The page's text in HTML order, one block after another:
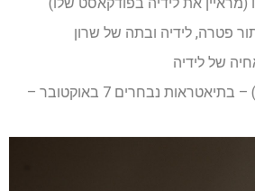
פטרה, לידיה ובתה של שרון
של לידיה
Tár – טריילר רשמי (HD) – בתיאטראות נבחרים 7 באוקטובר –